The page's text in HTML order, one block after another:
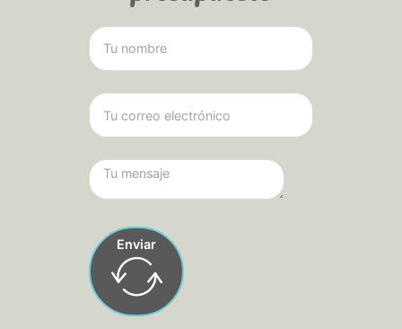
Enviar